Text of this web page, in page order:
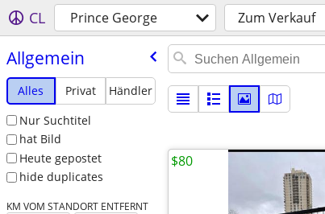
CL Prince George Zum Verkauf
Allgemein
Alles Privat
Händler
Nur Suchtitel
hat Bild
Heute gepostet
hide duplicates
KM VOM STANDORT ENTFERNT
$80